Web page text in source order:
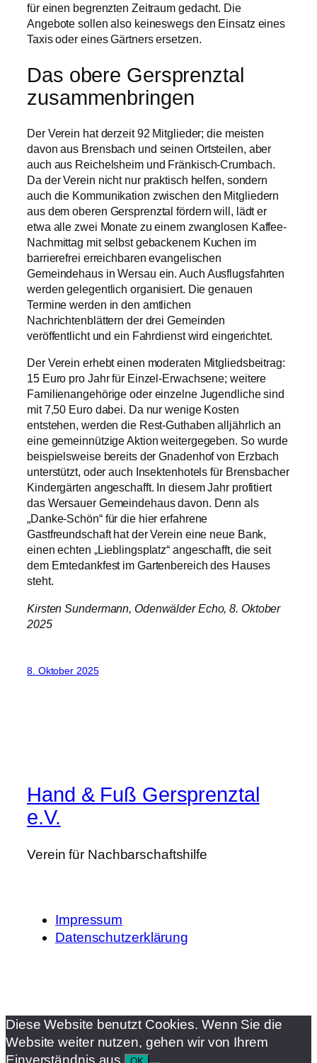
für einen begrenzten Zeitraum gedacht. Die
Angebote sollen also keineswegs den Einsatz eines
Taxis oder eines Gärtners ersetzen.
Das obere Gersprenztal
zusammenbringen
Der Verein hat derzeit 92 Mitglieder; die meisten
davon aus Brensbach und seinen Ortsteilen, aber
auch aus Reichelsheim und Fränkisch-Crumbach.
Da der Verein nicht nur praktisch helfen, sondern
auch die Kommunikation zwischen den Mitgliedern
aus dem oberen Gersprenztal fördern will, lädt er
etwa alle zwei Monate zu einem zwanglosen Kaffee-
Nachmittag mit selbst gebackenem Kuchen im
barrierefrei erreichbaren evangelischen
Gemeindehaus in Wersau ein. Auch Ausflugsfahrten
werden gelegentlich organisiert. Die genauen
Termine werden in den amtlichen
Nachrichtenblättern der drei Gemeinden
veröffentlicht und ein Fahrdienst wird eingerichtet.
Der Verein erhebt einen moderaten Mitgliedsbeitrag:
15 Euro pro Jahr für Einzel-Erwachsene; weitere
Familienangehörige oder einzelne Jugendliche sind
mit 7,50 Euro dabei. Da nur wenige Kosten
entstehen, werden die Rest-Guthaben alljährlich an
eine gemeinnützige Aktion weitergegeben. So wurde
beispielsweise bereits der Gnadenhof von Erzbach
unterstützt, oder auch Insektenhotels für Brensbacher
Kindergärten angeschafft. In diesem Jahr profitiert
das Wersauer Gemeindehaus davon. Denn als
„Danke-Schön“ für die hier erfahrene
Gastfreundschaft hat der Verein eine neue Bank,
einen echten „Lieblingsplatz“ angeschafft, die seit
dem Erntedankfest im Gartenbereich des Hauses
steht.
Kirsten Sundermann, Odenwälder Echo, 8. Oktober
2025
8. Oktober 2025
Hand & Fuß Gersprenztal
e.V.
Verein für Nachbarschaftshilfe
Impressum
Datenschutzerklärung
Diese Website benutzt Cookies. Wenn Sie die
Website weiter nutzen, gehen wir von Ihrem
Einverständnis aus.